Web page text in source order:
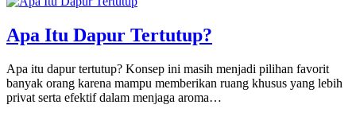
Apa Itu Dapur Tertutup?
Apa itu dapur tertutup? Konsep ini masih menjadi pilihan favorit
banyak orang karena mampu memberikan ruang khusus yang lebih
privat serta efektif dalam menjaga aroma…